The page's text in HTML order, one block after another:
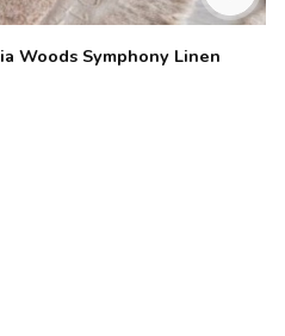
Woods Symphony Linen